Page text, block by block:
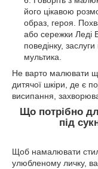
його цікавою
образ, героя.
або сережки Леді
поведінку,
мультика.
Не варто малювати
дитячої шкіри, де є
висипання,
Що потрібно
під
Щоб намалювати
улюбленому личку,